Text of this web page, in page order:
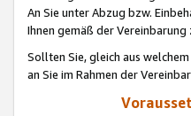
An Sie unter Abzug bzw.
Ihnen gemäß der
Sollten Sie, gleich aus
an Sie im Rahmen der